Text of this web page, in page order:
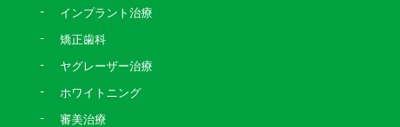
インプラント治療
矯正歯科
ヤグレーザー治療
ホワイトニング
審美治療